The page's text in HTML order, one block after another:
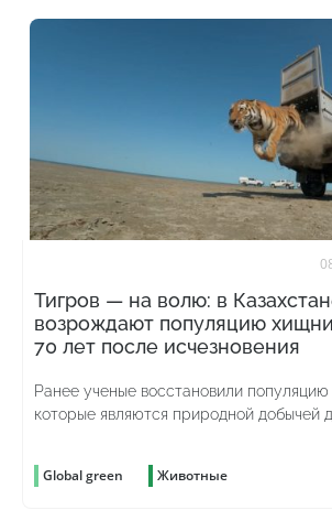
Тигров — на волю: в
возрождают популяцию
70 лет после исчезновения
Ранее ученые восстановили популяцию
которые являются природной добычей
Global green Животные